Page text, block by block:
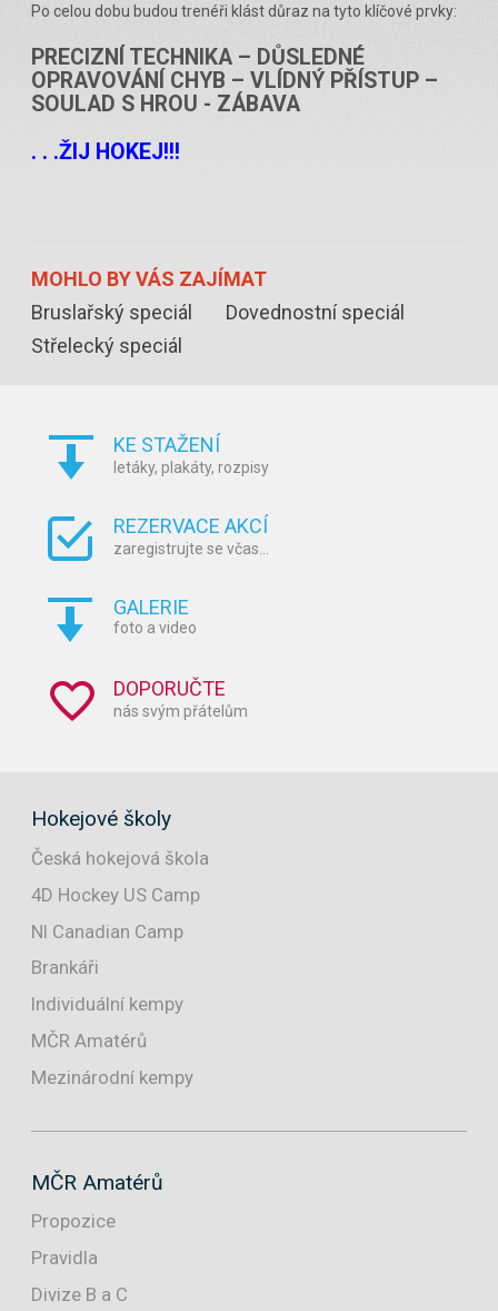
Po celou dobu budou trenéři klást důraz na tyto klíčové prvky:
PRECIZNÍ TECHNIKA – DŮSLEDNÉ
OPRAVOVÁNÍ CHYB – VLÍDNÝ PŘÍSTUP –
SOULAD S HROU - ZÁBAVA
. . .ŽIJ HOKEJ!!!
MOHLO BYVÁS ZAJÍMAT
Bruslařský speciál
Dovednostní speciál
Střelecký speciál
KE STAŽENÍ
letáky, plakáty, rozpisy
REZERVACE AKCÍ
zaregistrujte se včas...
GALERIE
foto a video
DOPORUČTE
nás svým přátelům
Hokejové školy
Česká hokejová škola
4D Hockey US Camp
NI Canadian Camp
Brankáři
Individuální kempy
MČR Amatérů
Mezinárodní kempy
MČR Amatérů
Propozice
Pravidla
Divize B a C